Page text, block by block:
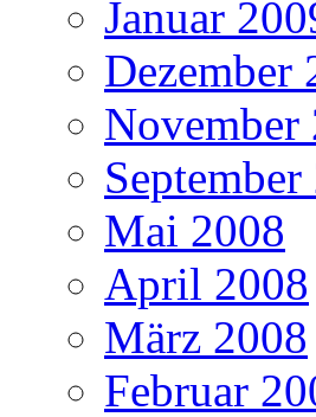
Januar
Dezember
November
Mai 2008
April 2008
März 2008
Februar